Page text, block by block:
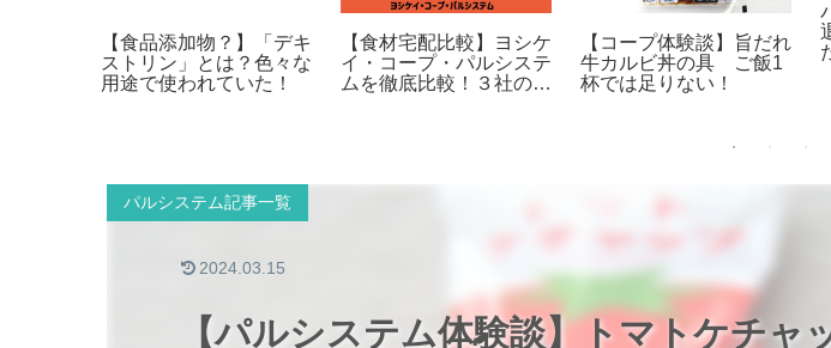
【食品添加物？】「デキ
ストリン」とは？色々な
用途で使われていた！
【食材宅配比較】ヨシケ
イ・コープ・パルシステ
ムを徹底比較！３社のメ
【コープ体験談】旨だれ
牛カルビ丼の具 ご飯1
杯では足りない！
【パルシステム体験談】トマトケチャ
パルシステム記事一覧
2024.03.15